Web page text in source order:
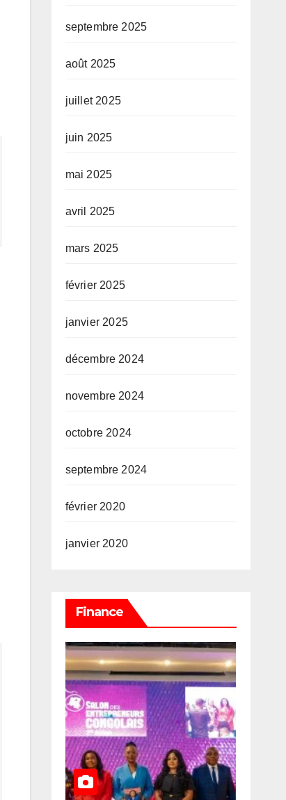
septembre 2025
août 2025
juillet 2025
juin 2025
mai 2025
avril 2025
mars 2025
février 2025
janvier 2025
décembre 2024
novembre 2024
octobre 2024
septembre 2024
février 2020
janvier 2020
Finance